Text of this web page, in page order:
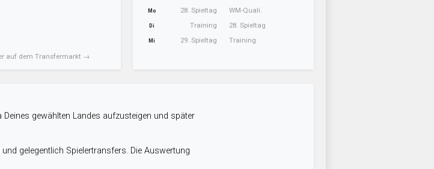
auf dem Transfermarkt →
Mo 28. Spieltag
Di Training
Mi 29. Spieltag
WM-Quali.
28. Spieltag
Training
gewählten Landes aufzusteigen und später
gelegentlich Spielertransfers. Die Auswertung